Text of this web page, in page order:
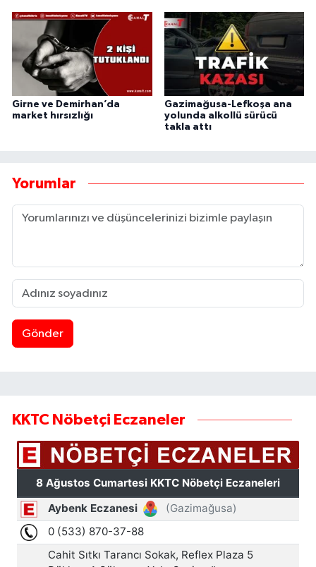
Girne ve Demirhan’da
market hırsızlığı
Gazimağusa-Lefkoşa ana
yolunda alkollü sürücü
takla attı
Yorumlar
Gönder
KKTC Nöbetçi Eczaneler